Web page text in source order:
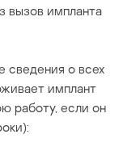
вызов импланта
сведения о всех
имплант
работу, если он